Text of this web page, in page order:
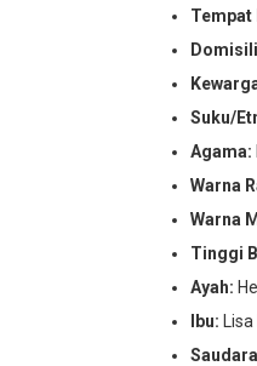
Tempat
Suku/
Agama:
Warna
Warna
Tinggi
Ayah:
Ibu: